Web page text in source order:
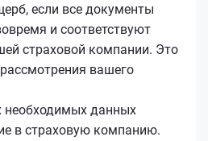
если все документы
и соответствуют
страховой компании. Это
вашего
необходимых данных
в страховую компанию.